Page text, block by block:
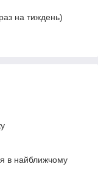
на тиждень)
в найближчому